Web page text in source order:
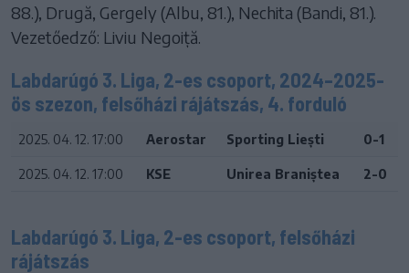
88.), Drugă, Gergely (Albu, 81.), Nechita (Bandi, 81.).
Vezetőedző: Liviu Negoiță.
Labdarúgó 3. Liga, 2-es csoport, 2024–2025-
ös szezon, felsőházi rájátszás, 4. forduló
2025. 04. 12. 17:00 Aerostar Sporting Liești 0-1
2025. 04. 12. 17:00 KSE Unirea Braniștea 2-0
Labdarúgó 3. Liga, 2-es csoport, felsőházi
rájátszás